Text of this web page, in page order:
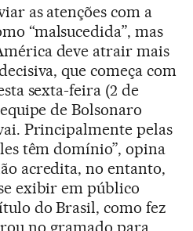
as atenções com a
“malsucedida”, mas
deve atrair mais
que começa com
sexta-feira (2 de
de Bolsonaro
Principalmente pelas
têm domínio”, opina
acredita, no entanto,
exibir em público
do Brasil, como fez
no gramado para